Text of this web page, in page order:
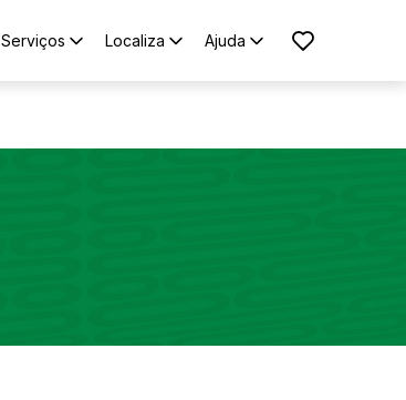
Serviços Localiza Ajuda